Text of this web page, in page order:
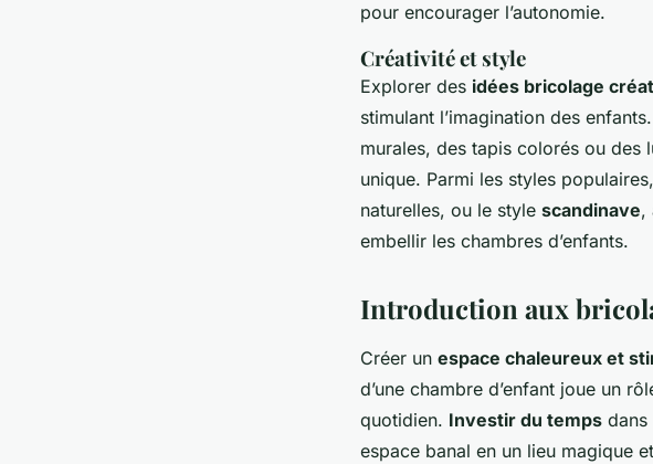
pour encourager l’autonomie.
Créativité et style
Explorer des idées bricolage
stimulant l’imagination des
murales, des tapis colorés ou des
unique. Parmi les styles
naturelles, ou le style scandinave,
embellir les chambres d’enfants.
Introduction aux
Créer un espace chaleureux et
d’une chambre d’enfant joue un
quotidien. Investir du temps dans
espace banal en un lieu magique